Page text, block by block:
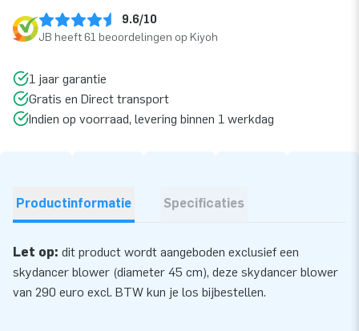
9.6/10
JB heeft 61 beoordelingen op Kiyoh
1 jaar garantie
Gratis en Direct transport
Indien op voorraad, levering binnen 1 werkdag
Productinformatie Specificaties
Let op: dit product wordt aangeboden exclusief een
skydancer blower (diameter 45 cm), deze skydancer blower
van 290 euro excl. BTW kun je los bijbestellen.